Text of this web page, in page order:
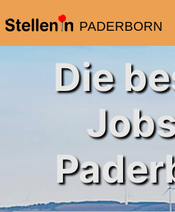
PADERBORN
Die